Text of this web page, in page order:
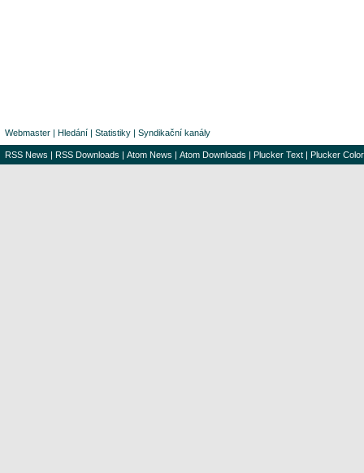
Webmaster | Hledání | Statistiky | Syndikační kanály
RSS News | RSS Downloads | Atom News | Atom Downloads | Plucker Text | Plucker Color